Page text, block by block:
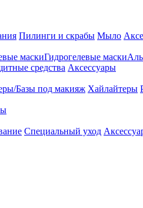
Пилинги и скрабы Мыло
маскиГидрогелевые маски
средства Аксессуары
Базы под макияж Хайлайтеры
Специальный уход